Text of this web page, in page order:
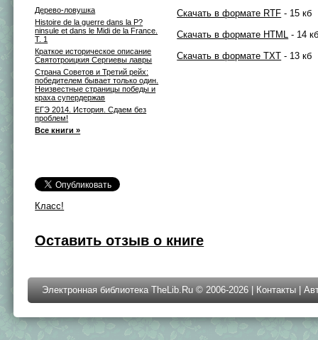
Дерево-ловушка
Histoire de la guerre dans la P?
ninsule et dans le Midi de la France.
T. 1
Краткое историческое описание
Святотроицкия Сергиевы лавры
Страна Советов и Третий рейх:
победителем бывает только один.
Неизвестные страницы победы и
краха супердержав
ЕГЭ 2014. История. Сдаем без
проблем!
Все книги »
Класс!
Скачать в формате RTF - 15 кб
Скачать в формате HTML - 14
Скачать в формате TXT - 13 кб
Оставить отзыв о книге
Электронная библиотека TheLib.Ru © 2006-2026 | Контакты |